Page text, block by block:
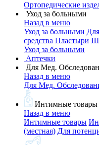
Ортопедические
Уход за больными
Назад в меню
Уход за больными
средства Пластыри
Уход за больными
Аптечки
Для Мед.
Назад в меню
Для Мед.
Интимные товары
Назад в меню
Интимные товары
(местная) Для